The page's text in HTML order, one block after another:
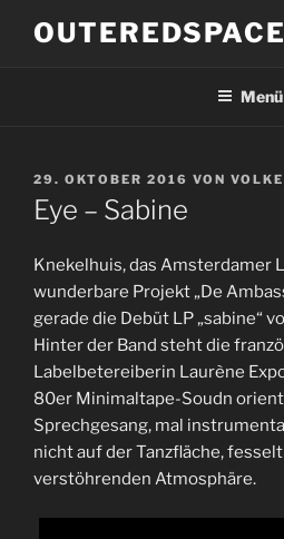
InhaltOUTEREDSPACE
Menü
VERÖFFENTLICHT
AM
29. OKTOBER 2016 VON
Eye – Sabine
Knekelhuis, das Amsterdamer
wunderbare Projekt „De
gerade die Debüt LP „sabine“
Hinter der Band steht die
Labelbetereiberin Laurène
80er Minimaltape-Soudn
Sprechgesang, mal
nicht auf der Tanzfläche,
verstöhrenden Atmosphäre.